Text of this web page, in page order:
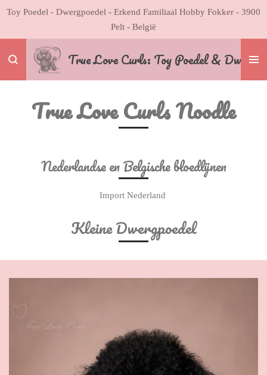
Ga
de
hoofdinhoud
True Love Curls: Toy Poedel &
Toy Poedel - Dwergpoedel - Erkend Familiaal Hobby Fokker - 3900
Pelt - België
True Love Curls Noodle
Nederlandse en Belgische bloedlijnen
Import Nederland
Kleine Dwergpoedel